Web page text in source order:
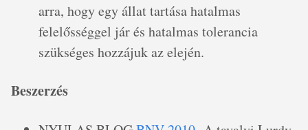
arra, hogy egy állat tartása hatalmas
felelősséggel jár és hatalmas tolerancia
szükséges hozzájuk az elején.
Beszerzés